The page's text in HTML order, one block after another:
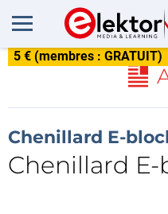
5 € (membres : GRATUIT)
Chenillard E-
Chenillard E-